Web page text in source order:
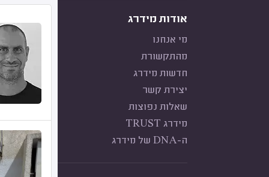
אודות מידרג
מי אנחנו
מהתקשורת
חדשות מידרג
יצירת קשר
שאלות נפוצות
מידרג TRUST
ה-DNA של מידרג